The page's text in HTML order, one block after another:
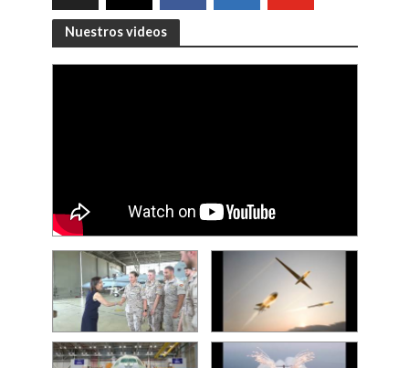
Nuestros videos